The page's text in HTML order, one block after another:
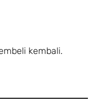
kembali.